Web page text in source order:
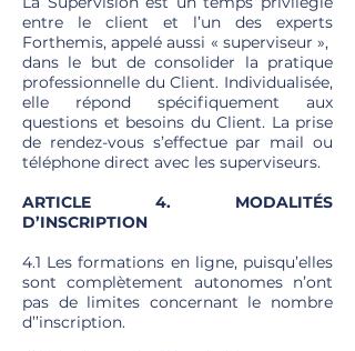
entre le client et l’un des experts
Forthemis, appelé aussi « superviseur »,
dans le but de consolider la pratique
professionnelle du Client. Individualisée,
elle répond spécifiquement aux
questions et besoins du Client. La prise
de rendez-vous s’effectue par mail ou
téléphone direct avec les superviseurs.
ARTICLE 4. MODALITÉS
D’INSCRIPTION
4.1 Les formations en ligne, puisqu’elles
sont complètement autonomes n’ont
pas de limites concernant le nombre
d’’inscription.